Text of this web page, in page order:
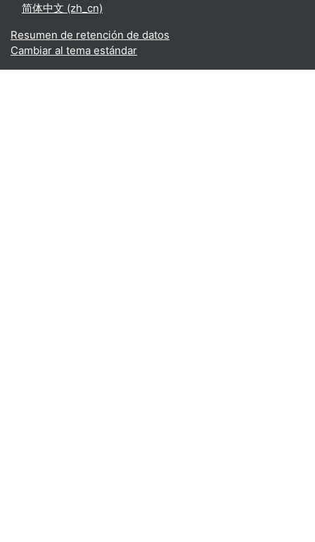
简体中文 ‎(zh_cn)‎
Resumen de retención de datos
Cambiar al tema estándar